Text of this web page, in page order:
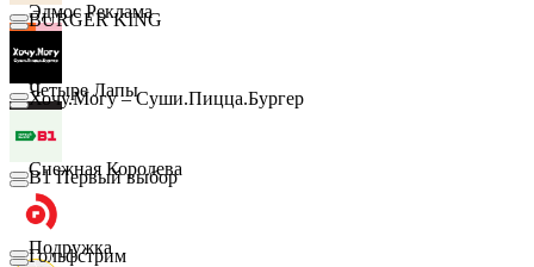
Эдмос Реклама
Четыре Лапы
Снежная Королева
Подружка
BURGER KING
Хочу.Могу – Суши.Пицца.Бургер
B1 Первый выбор
Гольфстрим